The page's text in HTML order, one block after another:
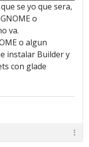
se yo que sera,
o
va.
o algun
instalar Builder y
con glade